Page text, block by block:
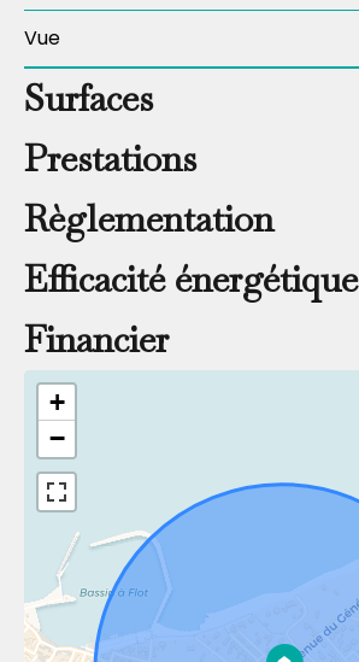
Vue
Surfaces
Prestations
Règlementation
Efficacité énergétique
Financier
+
−